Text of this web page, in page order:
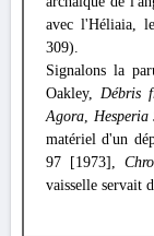
avec l'Héliaia,
309).
Signalons la
Oakley,Débris
Agora, Hesperia
matériel d'un
97 [1973],
vaisselle servait